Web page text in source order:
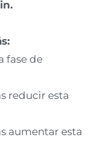
fase de
reducir esta
aumentar esta